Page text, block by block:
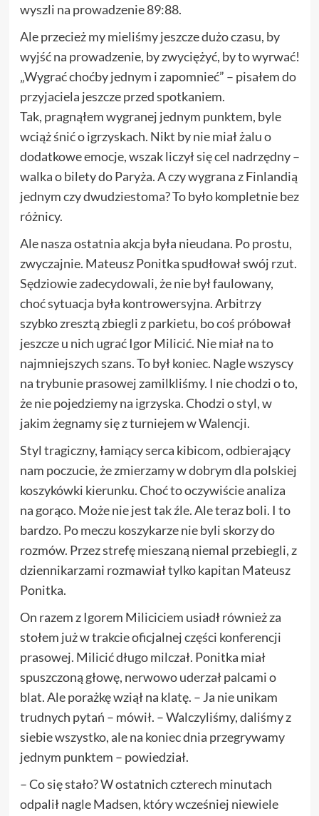
wyszli na prowadzenie 89:88.
Ale przecież my mieliśmy jeszcze dużo czasu, by
wyjść na prowadzenie, by zwyciężyć, by to wyrwać!
„Wygrać choćby jednym i zapomnieć” – pisałem do
przyjaciela jeszcze przed spotkaniem.
Tak, pragnąłem wygranej jednym punktem, byle
wciąż śnić o igrzyskach. Nikt by nie miał żalu o
dodatkowe emocje, wszak liczył się cel nadrzędny –
walka o bilety do Paryża. A czy wygrana z Finlandią
jednym czy dwudziestoma? To było kompletnie bez
różnicy.
Ale nasza ostatnia akcja była nieudana. Po prostu,
zwyczajnie. Mateusz Ponitka spudłował swój rzut.
Sędziowie zadecydowali, że nie był faulowany,
choć sytuacja była kontrowersyjna. Arbitrzy
szybko zresztą zbiegli z parkietu, bo coś próbował
jeszcze u nich ugrać Igor Milicić. Nie miał na to
najmniejszych szans. To był koniec. Nagle wszyscy
na trybunie prasowej zamilkliśmy. I nie chodzi o to,
że nie pojedziemy na igrzyska. Chodzi o styl, w
jakim żegnamy się z turniejem w Walencji.
Styl tragiczny, łamiący serca kibicom, odbierający
nam poczucie, że zmierzamy w dobrym dla polskiej
koszykówki kierunku. Choć to oczywiście analiza
na gorąco. Może nie jest tak źle. Ale teraz boli. I to
bardzo. Po meczu koszykarze nie byli skorzy do
rozmów. Przez strefę mieszaną niemal przebiegli, z
dziennikarzami rozmawiał tylko kapitan Mateusz
Ponitka.
On razem z Igorem Miliciciem usiadł również za
stołem już w trakcie oficjalnej części konferencji
prasowej. Milicić długo milczał. Ponitka miał
spuszczoną głowę, nerwowo uderzał palcami o
blat. Ale porażkę wziął na klatę. – Ja nie unikam
trudnych pytań – mówił. – Walczyliśmy, daliśmy z
siebie wszystko, ale na koniec dnia przegrywamy
jednym punktem – powiedział.
– Co się stało? W ostatnich czterech minutach
odpalił nagle Madsen, który wcześniej niewiele